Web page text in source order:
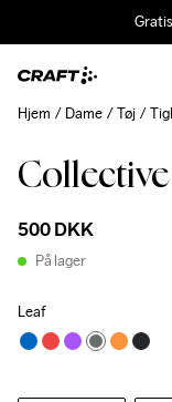
500 DKK
På lager
Leaf
Hjem Dame Tøj